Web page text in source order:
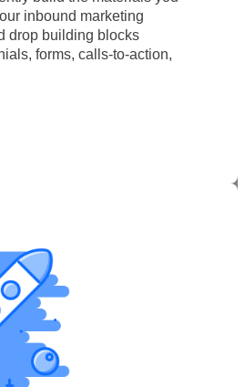
inbound marketing
drop building blocks
forms, calls-to-action,